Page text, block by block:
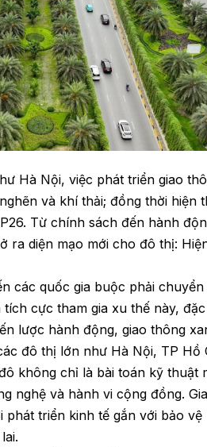
Hà Nội, việc phát triển giao
và khí thải; đồng thời hiện
Từ chính sách đến hành
diện mạo mới cho đô thị:
các quốc gia buộc phải
cực tham gia xu thế này,
lược hành động, giao thông
đô thị lớn như Hà Nội, TP Hồ
không chỉ là bài toán kỹ thuật
nghệ và hành vi cộng đồng.
triển kinh tế gắn với bảo